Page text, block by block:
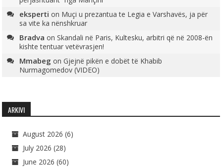
eksperti on Muçi u prezantua te Legia e Varshavës, ja për
sa vite ka nënshkruar
Bradva onSkandali në Paris, Kultesku, arbitri që në 2008-ën
kishte tentuar vetëvrasjen!
Mmabeg onGjejnë pikën e dobët të Khabib
Nurmagomedov (VIDEO)
ARKIVI
August 2026 (6)
July 2026 (28)
June 2026 (60)